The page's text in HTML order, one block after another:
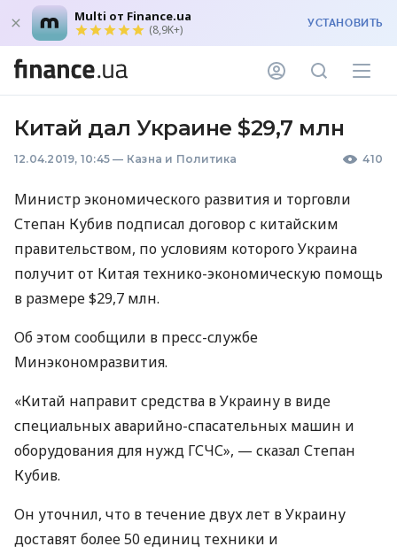
Multi от Finance.ua
(8,9K+) УСТАНОВИТЬ
Китай дал Украине $29,7 млн
12.04.2019, 10:45 — Казна и Политика 410
Министр экономического развития и торговли
Степан Кубив подписал договор с китайским
правительством, по условиям которого Украина
получит от Китая технико-экономическую помощь
в размере $29,7 млн.
Об этом сообщили в пресс-службе
Минэкономразвития.
«Китай направит средства в Украину в виде
специальных аварийно-спасательных машин и
оборудования для нужд ГСЧС», — сказал Степан
Кубив.
Он уточнил, что в течение двух лет в Украину
доставят более 50 единиц техники и